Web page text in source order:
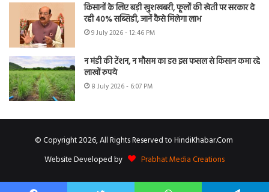
किसानों के लिए बड़ी खुशखबरी, फूलों की खेती पर सरकार दे
रही 40% सब्सिडी, जानें कैसे मिलेगा लाभ
9 July 2026 - 12:46 PM
न मंडी की टेंशन, न मौसम का डर! इस फसल से किसान कमा रहे
लाखों रुपये
8 July 2026 - 6:07 PM
© Copyright 2026, All Rights Reserved to HindiKhabar.Com
Website Developed by
Prabhat Media Creations